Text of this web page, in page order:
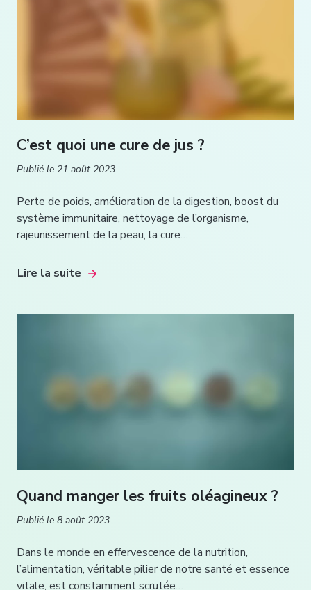
C’est quoi une cure de jus ?
Publié le 21 août 2023
Perte de poids, amélioration de la digestion, boost du
système immunitaire, nettoyage de l’organisme,
rajeunissement de la peau, la cure…
Lire la suite
Quand manger les fruits oléagineux ?
Publié le 8 août 2023
Dans le monde en effervescence de la nutrition,
l’alimentation, véritable pilier de notre santé et essence
vitale, est constamment scrutée…